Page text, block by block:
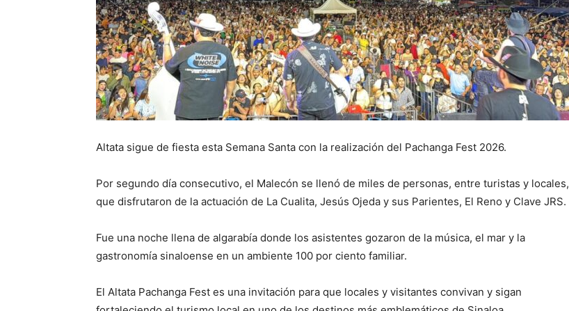
Altata sigue de fiesta esta Semana Santa con la realización del Pachanga Fest 2026.
Por segundo día consecutivo, el Malecón se llenó de miles de personas, entre turistas y locales,
que disfrutaron de la actuación de La Cualita, Jesús Ojeda y sus Parientes, El Reno y Clave JRS.
Fue una noche llena de algarabía donde los asistentes gozaron de la música, el mar y la
gastronomía sinaloense en un ambiente 100 por ciento familiar.
El Altata Pachanga Fest es una invitación para que locales y visitantes convivan y sigan